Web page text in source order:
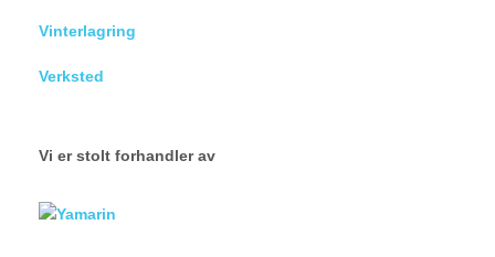
Vinterlagring
Verksted
Vi er stolt forhandler av